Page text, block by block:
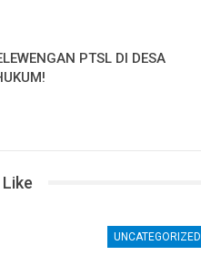
PTSL DI DESA
UNCATEGORIZED